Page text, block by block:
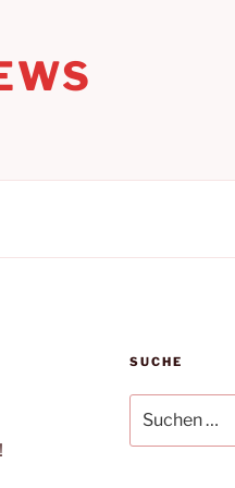
SUCHE
nach: